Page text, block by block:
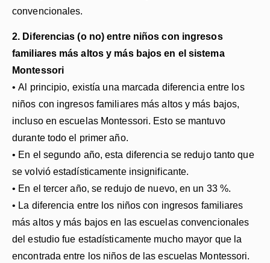
convencionales.
2. Diferencias (o no) entre niños con ingresos
familiares más altos y más bajos en el sistema
Montessori
• Al principio, existía una marcada diferencia entre los
niños con ingresos familiares más altos y más bajos,
incluso en escuelas Montessori. Esto se mantuvo
durante todo el primer año.
• En el segundo año, esta diferencia se redujo tanto que
se volvió estadísticamente insignificante.
• En el tercer año, se redujo de nuevo, en un 33 %.
• La diferencia entre los niños con ingresos familiares
más altos y más bajos en las escuelas convencionales
del estudio fue estadísticamente mucho mayor que la
encontrada entre los niños de las escuelas Montessori.